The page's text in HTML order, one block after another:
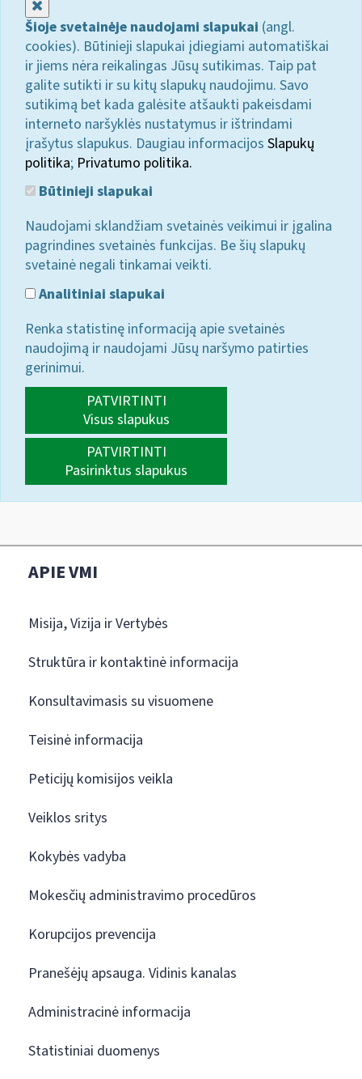
Šioje svetainėje naudojami slapukai (angl.
cookies). Būtinieji slapukai įdiegiami automatiškai
ir jiems nėra reikalingas Jūsų sutikimas. Taip pat
galite sutikti ir su kitų slapukų naudojimu. Savo
sutikimą bet kada galėsite atšaukti pakeisdami
interneto naršyklės nustatymus ir ištrindami
įrašytus slapukus. Daugiau informacijos Slapukų
politika; Privatumo politika.
Būtinieji slapukai
Naudojami sklandžiam svetainės veikimui ir įgalina
pagrindines svetainės funkcijas. Be šių slapukų
svetainė negali tinkamai veikti.
Analitiniai slapukai
Renka statistinę informaciją apie svetainės
naudojimą ir naudojami Jūsų naršymo patirties
gerinimui.
PATVIRTINTI
Visus slapukus
PATVIRTINTI
Pasirinktus slapukus
APIE VMI
Misija, Vizija ir Vertybės
Struktūra ir kontaktinė informacija
Konsultavimasis su visuomene
Teisinė informacija
Peticijų komisijos veikla
Veiklos sritys
Kokybės vadyba
Mokesčių administravimo procedūros
Korupcijos prevencija
Pranešėjų apsauga. Vidinis kanalas
Administracinė informacija
Statistiniai duomenys